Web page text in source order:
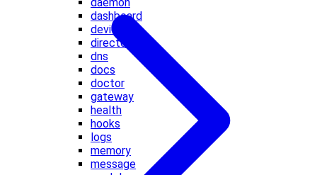
dashboard
devices
directory
dns
docs
doctor
gateway
health
hooks
logs
memory
message